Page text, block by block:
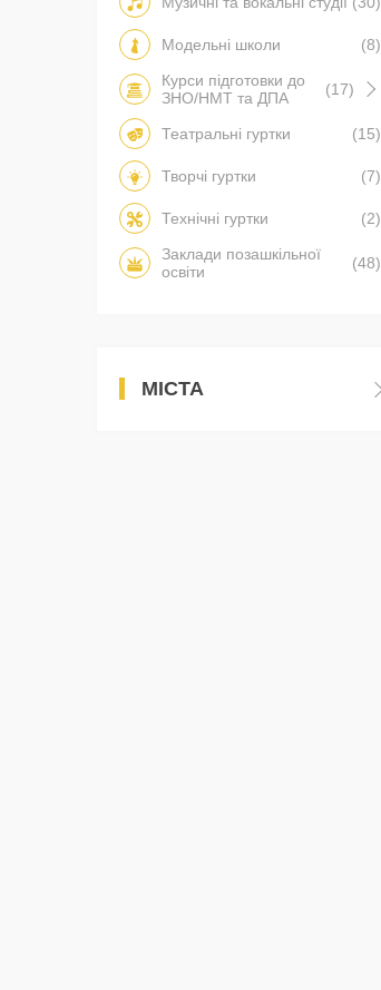
Модельні школи
(8)
Курси підготовки до
ЗНО/НМТ та ДПА
(17)
Театральні гуртки (15)
Творчі гуртки (7)
Технічні гуртки
(2)
Заклади позашкільної
освіти
(48)
МІСТА